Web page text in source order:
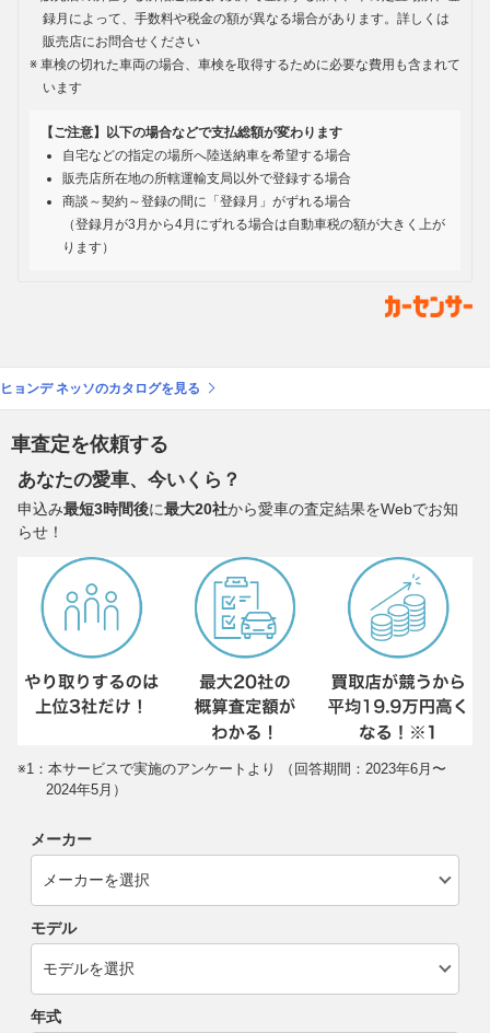
録月によって、手数料や税金の額が異なる場合があります。詳しくは
販売店にお問合せください
車検の切れた車両の場合、車検を取得するために必要な費用も含まれて
います
【ご注意】以下の場合などで支払総額が変わります
自宅などの指定の場所へ陸送納車を希望する場合
販売店所在地の所轄運輸支局以外で登録する場合
商談～契約～登録の間に「登録月」がずれる場合
（登録月が3月から4月にずれる場合は自動車税の額が大きく上が
ります）
ヒョンデ ネッソのカタログを見る
車査定を依頼する
あなたの愛車、今いくら？
申込み最短3時間後に最大20社から愛車の査定結果をWebでお知
らせ！
※1：本サービスで実施のアンケートより （回答期間：2023年6月〜
2024年5月）
メーカー
モデル
年式